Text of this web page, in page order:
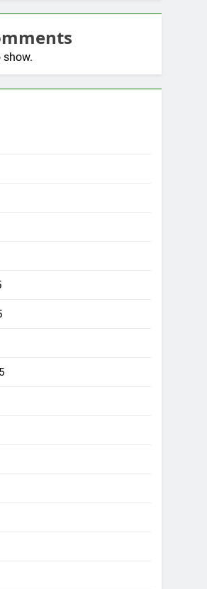
show.